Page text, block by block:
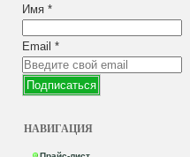
Имя *
Email *
НАВИГАЦИЯ